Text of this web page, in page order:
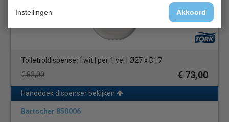
Instellingen Akkoord
Toiletroldispenser | wit | per 1 vel | Ø27 x D17
€ 82,00
€ 73,00
Handdoek dispenser bekijken
Bartscher 850006